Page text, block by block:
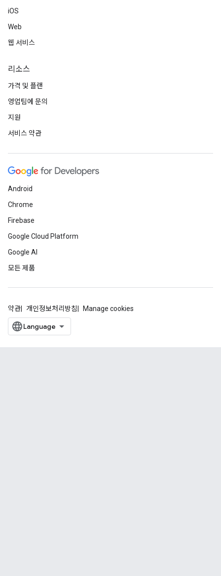
iOS
Web
웹 서비스
리소스
가격 및 플랜
영업팀에 문의
지원
서비스 약관
Android
Chrome
Firebase
Google Cloud Platform
Google AI
모든 제품
약관 개인정보처리방침 Manage cookies